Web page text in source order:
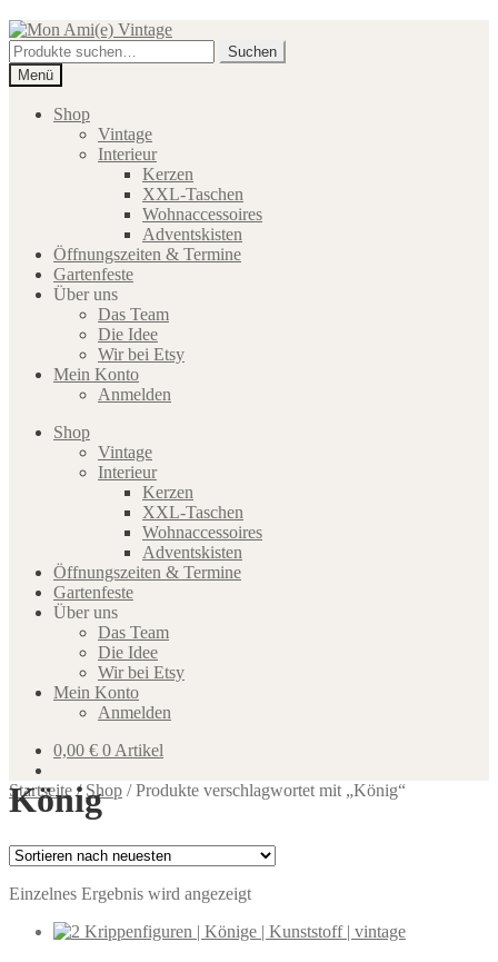
Zur
Navigation
springen
Zum
Inhalt
springen
Suche
nach:
Suchen
Menü
Shop
Vintage
Interieur
Kerzen
XXL-Taschen
Wohnaccessoires
Adventskisten
Öffnungszeiten & Termine
Gartenfeste
Über uns
Das Team
Die Idee
Wir bei Etsy
Mein Konto
Anmelden
Shop
Vintage
Interieur
Kerzen
XXL-Taschen
Wohnaccessoires
Adventskisten
Öffnungszeiten & Termine
Gartenfeste
Über uns
Das Team
Die Idee
Wir bei Etsy
Mein Konto
Anmelden
0,00 € 0 Artikel
Startseite / Shop /Produkte verschlagwortet mit „König“
König
Einzelnes Ergebnis wird angezeigt